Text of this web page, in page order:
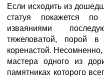
Если исходить из
статуя покажется
изваяниями
тяжеловатой, порой
коренастой.
мастера одного из
памятниках которого